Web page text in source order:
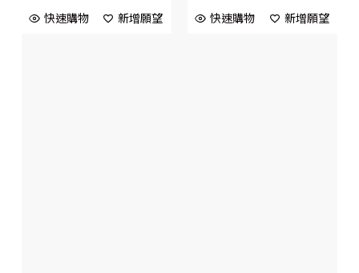
快速購物 新增願望 快速購物 新增願望